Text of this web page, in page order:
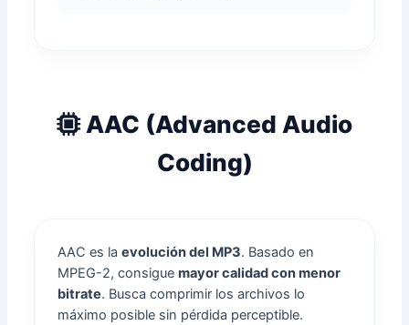
AAC (Advanced Audio
Coding)
AAC es laevolución del MP3. Basado en
MPEG-2, consiguemayor calidad con menor
bitrate. Busca comprimir los archivos lo
máximo posible sin pérdida perceptible.